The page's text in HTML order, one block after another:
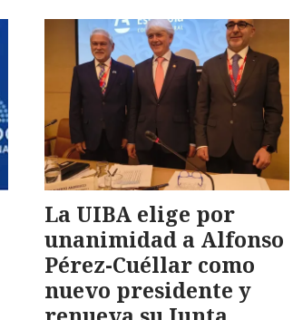
La UIBA elige por
unanimidad a Alfonso
Pérez-Cuéllar como
nuevo presidente y